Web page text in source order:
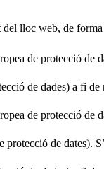
del lloc web, de
de protecció de
de dades) a fi de
de protecció de
protecció de dates).